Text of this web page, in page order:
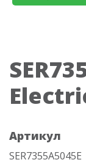
Артикул
SER7355A5045E